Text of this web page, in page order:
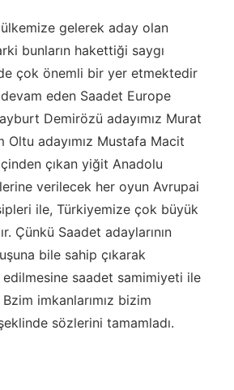
ülkemize gelerek aday olan
bunların hakettiği saygı
çok önemli bir yer etmektedir
eden Saadet Europe
Demirözü adayımız Murat
Oltu adayımız Mustafa Macit
çıkan yiğit Anadolu
verilecek her oyun Avrupai
ile, Türkiyemize çok büyük
Çünkü Saadet adaylarının
bile sahip çıkarak
edilmesine saadet samimiyeti ile
imkanlarımız bizim
sözlerini tamamladı.